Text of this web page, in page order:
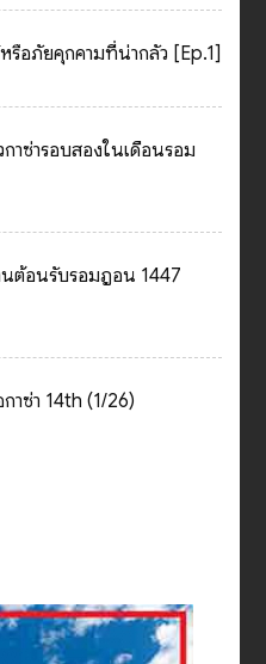
อภัยคุกคามที่น่ากลัว [Ep.1]
าซ่ารอบสองในเดือนรอม
นต้อนรับรอมฎอน 1447
าซ่า 14th (1/26)